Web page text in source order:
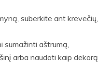
suberkite ant krevečių,
sumažinti aštrumą,
arba naudoti kaip dekorą